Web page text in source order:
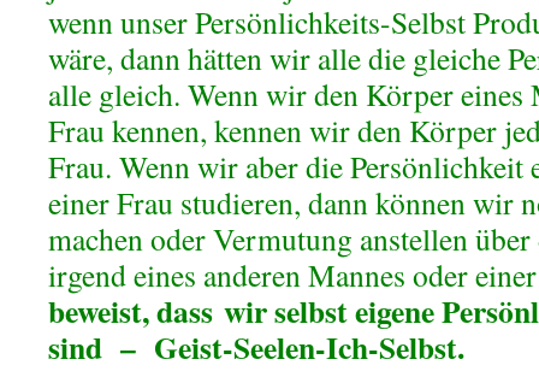
wenn unser Persönlichkeits-Selbst
wäre, dann hätten wir alle die gleiche
alle gleich. Wenn wir den Körper eines
Frau kennen, kennen wir den Körper
Frau. Wenn wir aber die Persönlichkeit
einer Frau studieren, dann können wir
machen oder Vermutung anstellen
irgend eines anderen Mannes oder
beweist,dass wir selbst eigene
sind – Geist-Seelen-Ich-Selbst.